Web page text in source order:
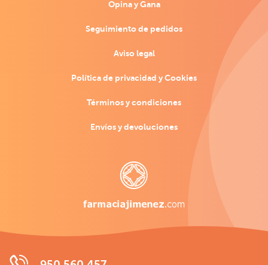
Opina y Gana
Seguimiento de pedidos
Aviso legal
Política de privacidad y Cookies
Términos y condiciones
Envíos y devoluciones